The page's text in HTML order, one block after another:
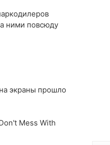
ними повсюду
экраны прошло
Mess With